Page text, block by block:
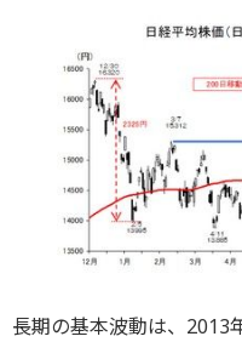
長期の基本波動は、2013